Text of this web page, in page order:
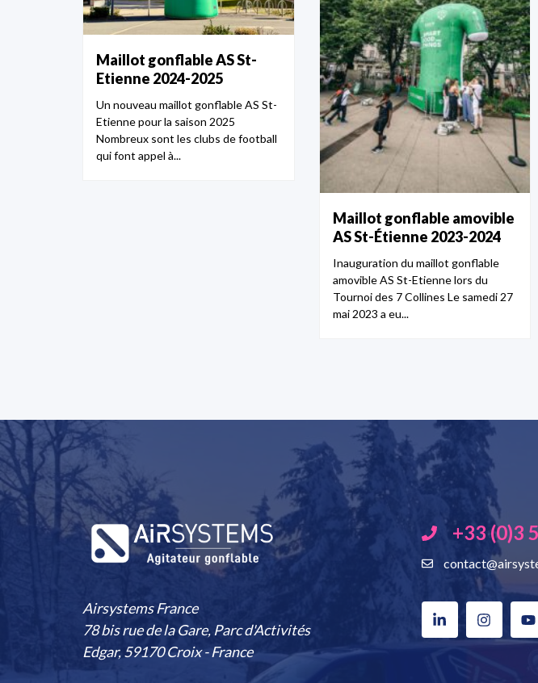
Maillot gonflable AS St-
Etienne 2024-2025
Un nouveau maillot gonflable AS St-
Etienne pour la saison 2025
Nombreux sont les clubs de football
qui font appel à...
Maillot gonflable amovible
AS St-Étienne 2023-2024
Inauguration du maillot gonflable
amovible AS St-Etienne lors du
Tournoi des 7 Collines Le samedi 27
mai 2023 a eu...
Airsystems France
78 bis rue de la Gare, Parc d'Activités
Edgar, 59170 Croix - France
+33 (0)3